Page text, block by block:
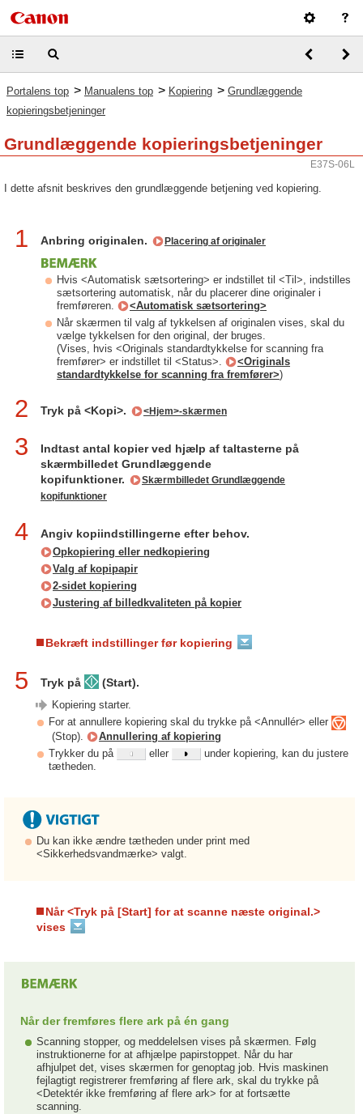
Portalens top > Manualens top > Kopiering > Grundlæggende
kopieringsbetjeninger
Grundlæggende kopieringsbetjeninger
E37S-06L
I dette afsnit beskrives den grundlæggende betjening ved kopiering.
1 Anbring originalen. Placering af originaler
Hvis <Automatisk sætsortering> er indstillet til <Til>, indstilles
sætsortering automatisk, når du placerer dine originaler i
fremføreren.
<Automatisk sætsortering>
Når skærmen til valg af tykkelsen af originalen vises, skal du
vælge tykkelsen for den original, der bruges.
(Vises, hvis <Originals standardtykkelse for scanning fra
fremfører> er indstillet til <Status>.
<Originals
standardtykkelse for scanning fra fremfører>)
2 Tryk på <Kopi>. <Hjem>-skærmen
3
Indtast antal kopier ved hjælp af taltasterne på
skærmbilledet Grundlæggende
kopifunktioner.
Skærmbilledet Grundlæggende
kopifunktioner
4 Angiv kopiindstillingerne efter behov.
Opkopiering eller nedkopiering
Valg af kopipapir
2-sidet kopiering
Justering af billedkvaliteten på kopier
Bekræft indstillinger før kopiering
5 Tryk på (Start).
Kopiering starter.
For at annullere kopiering skal du trykke på <Annullér> eller
(Stop).
Annullering af kopiering
Trykker du på
eller
under kopiering, kan du justere
tætheden.
Du kan ikke ændre tætheden under print med
<Sikkerhedsvandmærke> valgt.
Når <Tryk på [Start] for at scanne næste original.>
vises
Når der fremføres flere ark på én gang
Scanning stopper, og meddelelsen vises på skærmen. Følg
instruktionerne for at afhjælpe papirstoppet. Når du har
afhjulpet det, vises skærmen for genoptag job. Hvis maskinen
fejlagtigt registrerer fremføring af flere ark, skal du trykke på
<Detektér ikke fremføring af flere ark> for at fortsætte
scanning.